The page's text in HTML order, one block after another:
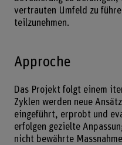
vertrauten Umfeld zu
teilzunehmen.
Approche
Das Projekt folgt einem
Zyklen werden neue
eingeführt, erprobt und
erfolgen gezielte
nicht bewährte